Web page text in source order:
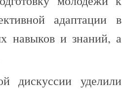
адаптации в
навыков и знаний, а
дискуссии уделили